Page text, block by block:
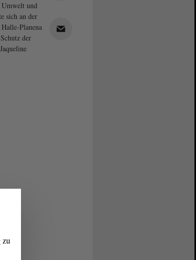
und
sich an der
Planena
der
zu